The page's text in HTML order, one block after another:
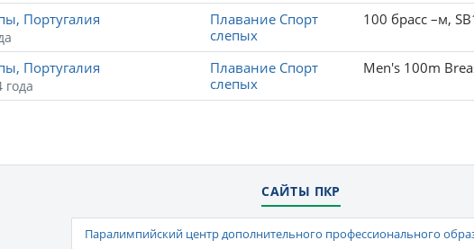
Португалия
Плавание Спорт
слепых
100 брасс –м,
Португалия
года
Плавание Спорт
слепых
Men's 100m
САЙТЫ ПКР
Паралимпийский центр дополнительного профессионального